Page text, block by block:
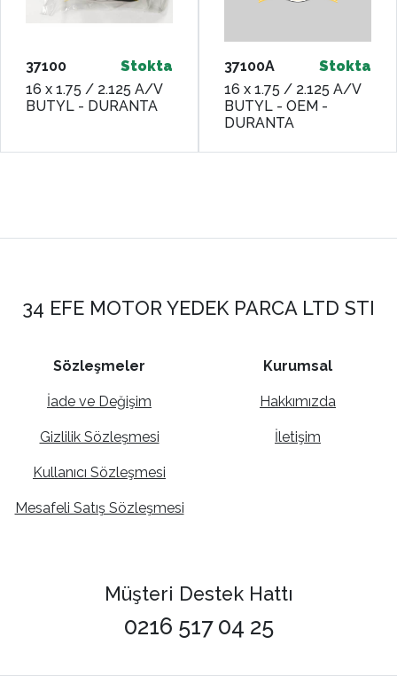
37100
Stokta
16 x 1.75 / 2.125 A/V
BUTYL - DURANTA
37100A
Stokta
16 x 1.75 / 2.125 A/V
BUTYL - OEM -
DURANTA
34 EFE MOTOR YEDEK PARCA LTD STI
Sözleşmeler
İade ve Değişim
Gizlilik Sözleşmesi
Kullanıcı Sözleşmesi
Mesafeli Satış Sözleşmesi
Kurumsal
Hakkımızda
İletişim
Müşteri Destek Hattı
0216 517 04 25